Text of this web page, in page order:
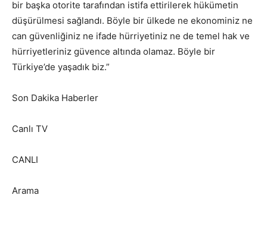
bir başka otorite tarafından istifa ettirilerek hükümetin
düşürülmesi sağlandı. Böyle bir ülkede ne ekonominiz ne
can güvenliğiniz ne ifade hürriyetiniz ne de temel hak ve
hürriyetleriniz güvence altında olamaz. Böyle bir
Türkiye’de yaşadık biz.”
Son Dakika Haberler
Canlı TV
CANLI
Arama